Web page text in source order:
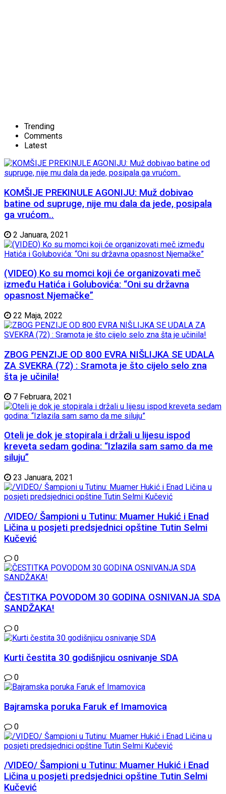
Trending
Comments
Latest
KOMŠIJE PREKINULE AGONIJU: Muž dobivao
batine od supruge, nije mu dala da jede, posipala
ga vrućom..
2 Januara, 2021
(VIDEO) Ko su momci koji će organizovati meč
između Hatića i Golubovića: “Oni su državna
opasnost Njemačke”
22 Maja, 2022
ZBOG PENZIJE OD 800 EVRA NIŠLIJKA SE UDALA
ZA SVEKRA (72) : Sramota je što cijelo selo zna
šta je učinila!
7 Februara, 2021
Oteli je dok je stopirala i držali u lijesu ispod
kreveta sedam godina: “Izlazila sam samo da me
siluju”
23 Januara, 2021
/VIDEO/ Šampioni u Tutinu: Muamer Hukić i Enad
Ličina u posjeti predsjednici opštine Tutin Selmi
Kučević
0
ČESTITKA POVODOM 30 GODINA OSNIVANJA SDA
SANDŽAKA!
0
Kurti čestita 30 godišnjicu osnivanje SDA
0
Bajramska poruka Faruk ef Imamovica
0
/VIDEO/ Šampioni u Tutinu: Muamer Hukić i Enad
Ličina u posjeti predsjednici opštine Tutin Selmi
Kučević